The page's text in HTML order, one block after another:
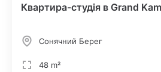
Квартира-студія в Grand
Сонячний Берег
48 m²